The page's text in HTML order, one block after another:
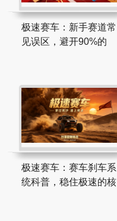
极速赛车：新手赛道常
见误区，避开90%的
极速赛车：赛车刹车系
统科普，稳住极速的核